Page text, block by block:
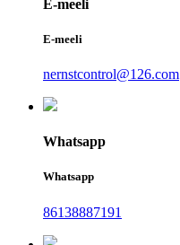
E-meeli
E-meeli
nernstcontrol@126.com
Whatsapp
Whatsapp
86138887191